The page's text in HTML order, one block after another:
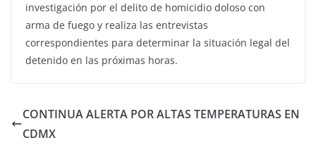
investigación por el delito de homicidio doloso con
arma de fuego y realiza las entrevistas
correspondientes para determinar la situación legal del
detenido en las próximas horas.
CONTINUA ALERTA POR ALTAS TEMPERATURAS EN
CDMX